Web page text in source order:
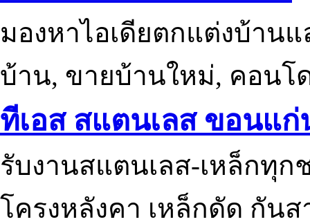
มองหาไอเดียตกแต่งบ้าน
บ้าน, ขายบ้านใหม่, คอนโ
ทีเอส สแตนเลส ขอนแก่
รับงานสแตนเลส-เหล็กทุ
โครงหลังคา เหล็กดัด กัน